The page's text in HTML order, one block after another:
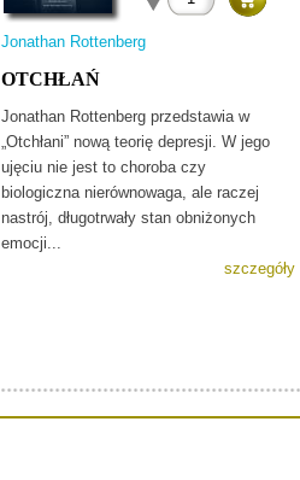
Jonathan Rottenberg
OTCHŁAŃ
Jonathan Rottenberg przedstawia w
„Otchłani” nową teorię depresji. W jego
ujęciu nie jest to choroba czy
biologiczna nierównowaga, ale raczej
nastrój, długotrwały stan obniżonych
emocji...
szczegóły